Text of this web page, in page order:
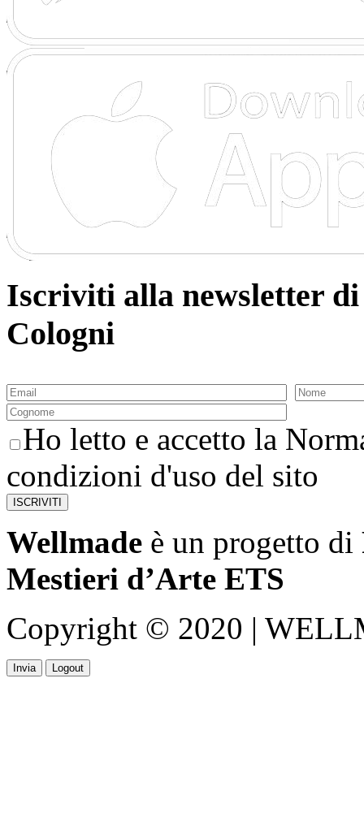
Iscriviti alla newsletter di
Cologni
Ho letto e accetto la
condizioni d'uso del sito
Wellmade è un progetto di
Mestieri d’Arte ETS
Copyright © 2020 |
Invia Logout